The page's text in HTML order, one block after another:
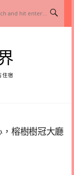
宿
榕樹樹冠大廳